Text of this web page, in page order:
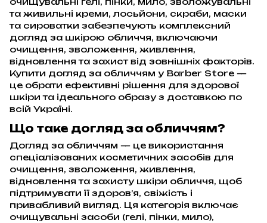
та живильні креми, лосьйони, скраби, маски
та сироватки забезпечують комплексний
догляд за шкірою обличчя, включаючи
очищення, зволоження, живлення,
відновлення та захист від зовнішніх факторів.
Купити догляд за обличчям у Barber Store —
це обрати ефективні рішення для здорової
шкіри та ідеального образу з доставкою по
всій Україні.
Що таке догляд за обличчям?
Догляд за обличчям — це використання
спеціалізованих косметичних засобів для
очищення, зволоження, живлення,
відновлення та захисту шкіри обличчя, щоб
підтримувати її здоров’я, свіжість і
привабливий вигляд. Ця категорія включає
очищувальні засоби (гелі, пінки, мило),